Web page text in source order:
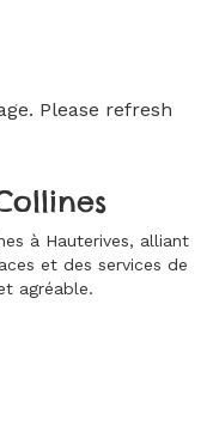
Please refresh
à Hauterives, alliant
et des services de
agréable.